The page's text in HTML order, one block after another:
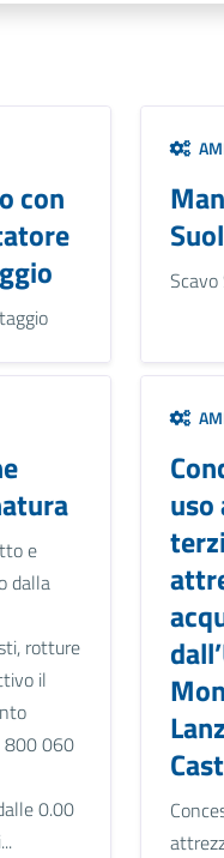
con
Scavo
e
dalla
rotture
il
800 060
0.00